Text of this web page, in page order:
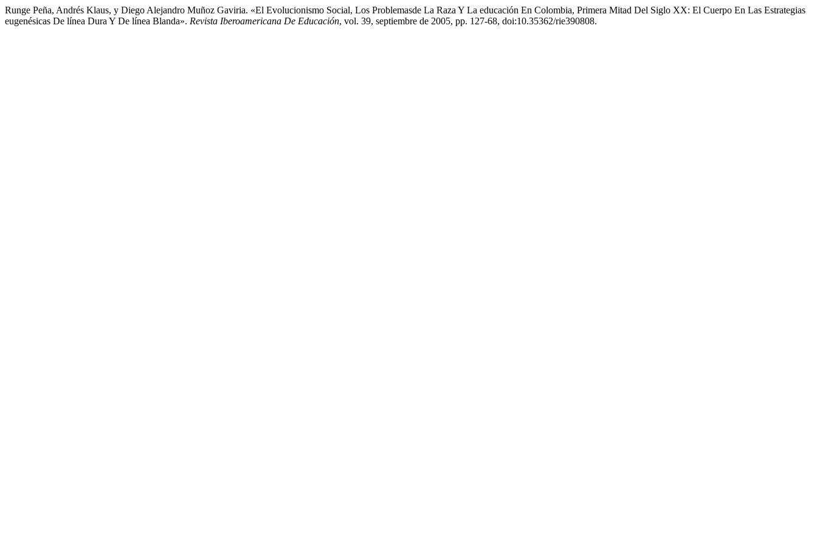
Runge Peña, Andrés Klaus, y Diego Alejandro Muñoz Gaviria. «El Evolucionismo Social, Los Problemasde La Raza Y La educación En Colombia, Primera Mitad Del Siglo XX: El Cuerpo En Las Estrategias
eugenésicas De línea Dura Y De línea Blanda». Revista Iberoamericana De Educación, vol. 39, septiembre de 2005, pp. 127-68, doi:10.35362/rie390808.